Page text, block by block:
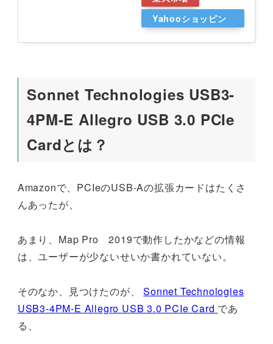
Yahooショッピン
Sonnet Technologies USB3-
4PM-E Allegro USB 3.0 PCIe
Cardとは？
Amazonで、PCIeのUSB-Aの拡張カードはたくさ
んあったが、
あまり、Map Pro 2019で動作したかなどの情報
は、ユーザーが少ないせいか書かれていない。
そのなか、見つけたのが、Sonnet Technologies
USB3-4PM-E Allegro USB 3.0 PCIe Card であ
る、